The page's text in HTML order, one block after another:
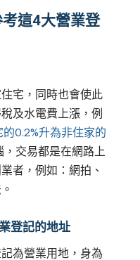
這4大營業登
宅，同時也會使此
及水電費上漲，例
0.2%升為非住家的
，交易都是在網路上
者，例如：網拍、
登記的地址
為營業用地，身為